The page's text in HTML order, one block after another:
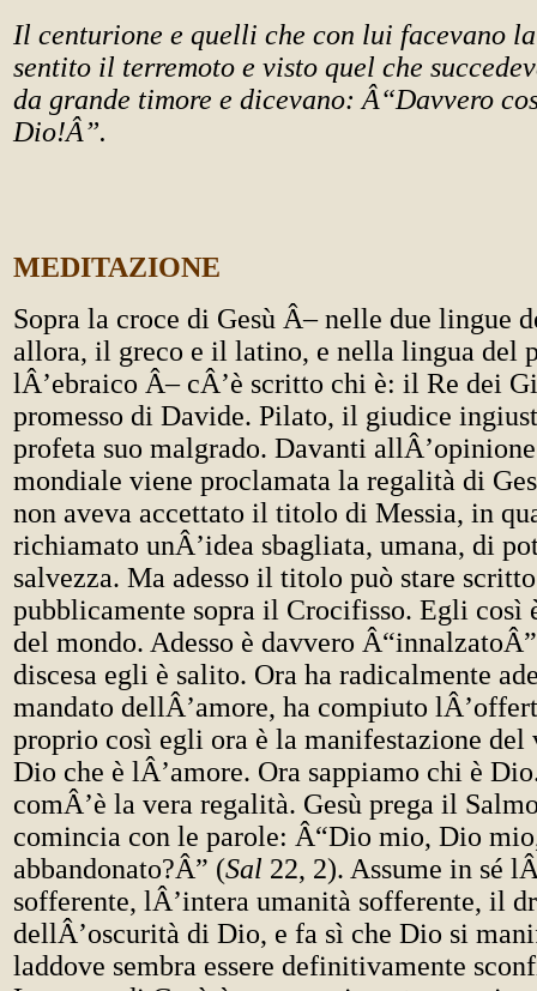
Il centurione e quelli che con lui facevano
sentito il terremoto e visto quel che
da grande timore e dicevano: Â“Davvero
Dio!Â”.
MEDITAZIONE
Sopra la croce di Gesù Â– nelle due lingue
allora, il greco e il latino, e nella lingua del
lÂ’ebraico Â– cÂ’è scritto chi è: il Re dei
promesso di Davide. Pilato, il giudice
profeta suo malgrado. Davanti
mondiale viene proclamata la regalità di
non aveva accettato il titolo di Messia, in
richiamato unÂ’idea sbagliata, umana, di
salvezza. Ma adesso il titolo può stare
pubblicamente sopra il Crocifisso. Egli così
del mondo. Adesso è davvero
discesa egli è salito. Ora ha radicalmente
mandato dellÂ’amore, ha compiuto
proprio così egli ora è la manifestazione
Dio che è lÂ’amore. Ora sappiamo chi è
comÂ’è la vera regalità. Gesù prega il
comincia con le parole: Â“Dio mio, Dio
abbandonato?Â” (Sal 22, 2). Assume in sé
sofferente, lÂ’intera umanità sofferente, il
dellÂ’oscurità di Dio, e fa sì che Dio si
laddove sembra essere definitivamente